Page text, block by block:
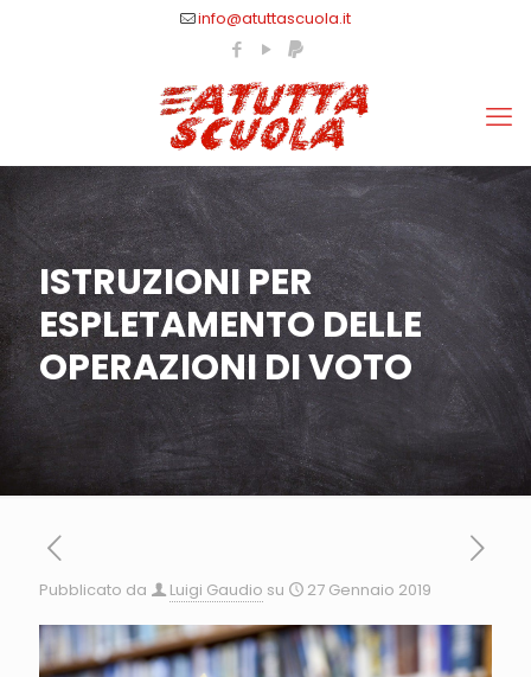
info@atuttascuola.it
ISTRUZIONI PER
ESPLETAMENTO DELLE
OPERAZIONI DI VOTO
Pubblicato da Luigi Gaudio su 27 Gennaio 2019